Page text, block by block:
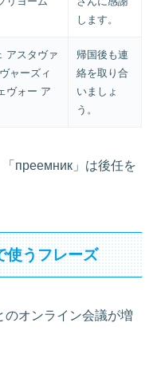
します。
アスタヴァ
ャーズィ
ヴォー ア
帰国後も連
絡を取り合
いましょ
う。
「преемник」は後任を
使うフレーズ
のオンライン会議が増